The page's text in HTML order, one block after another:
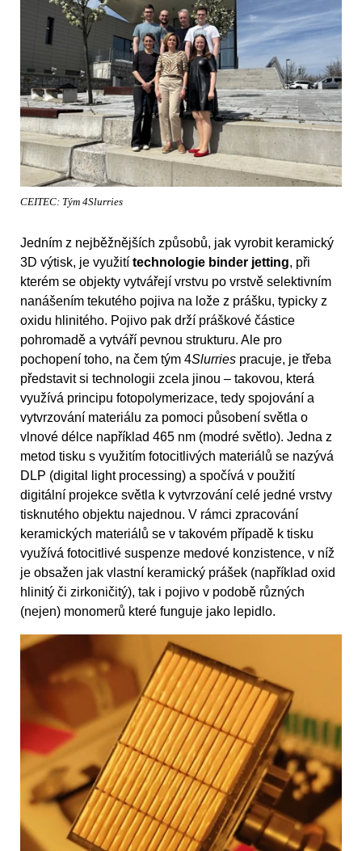
CEITEC: Tým 4Slurries
Jedním z nejběžnějších způsobů, jak vyrobit keramický
3D výtisk, je využití technologie binder jetting, při
kterém se objekty vytvářejí vrstvu po vrstvě selektivním
nanášením tekutého pojiva na lože z prášku, typicky z
oxidu hlinitého. Pojivo pak drží práškové částice
pohromadě a vytváří pevnou strukturu. Ale pro
pochopení toho, na čem tým 4Slurries pracuje, je třeba
představit si technologii zcela jinou – takovou, která
využívá principu fotopolymerizace, tedy spojování a
vytvrzování materiálu za pomoci působení světla o
vlnové délce například 465 nm (modré světlo). Jedna z
metod tisku s využitím fotocitlivých materiálů se nazývá
DLP (digital light processing) a spočívá v použití
digitální projekce světla k vytvrzování celé jedné vrstvy
tisknutého objektu najednou. V rámci zpracování
keramických materiálů se v takovém případě k tisku
využívá fotocitlivé suspenze medové konzistence, v níž
je obsažen jak vlastní keramický prášek (například oxid
hlinitý či zirkoničitý), tak i pojivo v podobě různých
(nejen) monomerů které funguje jako lepidlo.